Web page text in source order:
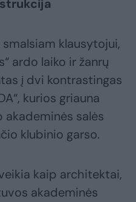
klausytojui,
ardo laiko ir žanrų
į dvi kontrastingas
kurios griauna
salės
klubinio garso.
kaip architektai,
akademinės